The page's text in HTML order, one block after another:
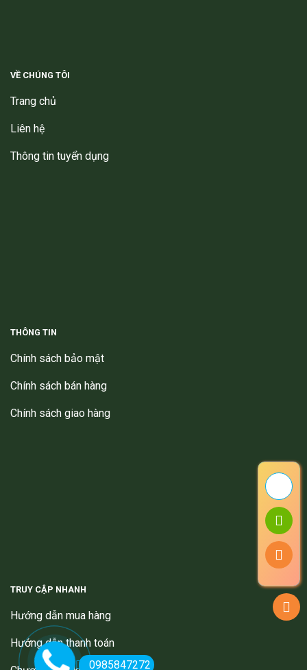
VỀ CHÚNG TÔI
Trang chủ
Liên hệ
Thông tin tuyển dụng
THÔNG TIN
Chính sách bảo mật
Chính sách bán hàng
Chính sách giao hàng
TRUY CẬP NHANH
Hướng dẫn mua hàng
Hướng dẫn thanh toán
0985847272